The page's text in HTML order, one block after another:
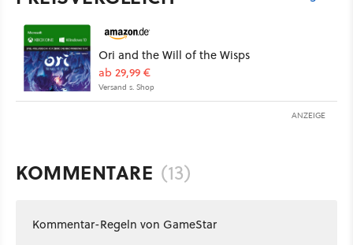
Ori and the Will of the Wisps
ab 29,99 €
Versand s. Shop
ANZEIGE
KOMMENTARE (13)
Kommentar-Regeln von GameStar